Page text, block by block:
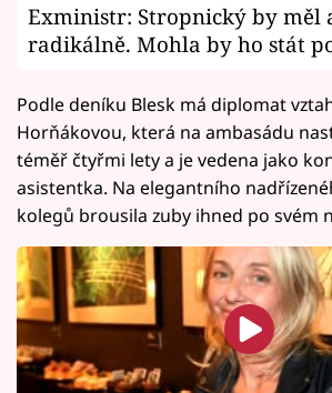
Exministr: Stropnický by měl
radikálně. Mohla by ho stát
Podle deníku Blesk má diplomat
Horňákovou, která na ambasádu
téměř čtyřmi lety a je vedena jako
asistentka. Na elegantního
kolegů brousila zuby ihned po svém